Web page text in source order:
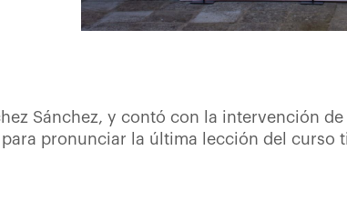
Sánchez, y contó con la intervención
pronunciar la última lección del curso